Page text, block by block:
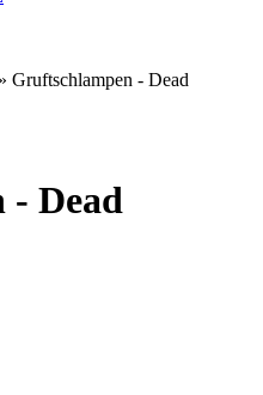
» Gruftschlampen - Dead
- Dead